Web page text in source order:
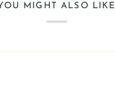
MIGHT ALSO LIKE